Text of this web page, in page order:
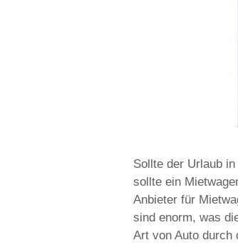
Sollte der Urlaub
sollte ein
Anbieter für
sind enorm, was
Art von Auto durch